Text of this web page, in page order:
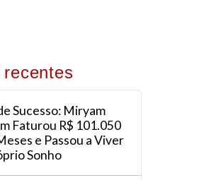
recentes
Sucesso: Miryam
Faturou R$ 101.050
e Passou a Viver
Sonho